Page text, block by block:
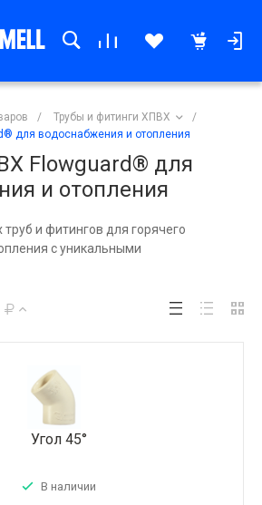
/ Трубы и фитинги ХПВХ
/
для водоснабжения и отопления
Flowguard® для
и отопления
и фитингов для горячего
с уникальными
Угол 45°
В наличии